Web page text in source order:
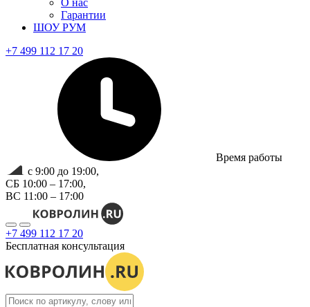
Гарантии
ШОУ РУМ
+7 499 112 17 20
Время работы
с 9:00 до 19:00,
СБ 10:00 – 17:00,
ВС 11:00 – 17:00
+7 499 112 17 20
Бесплатная консультация